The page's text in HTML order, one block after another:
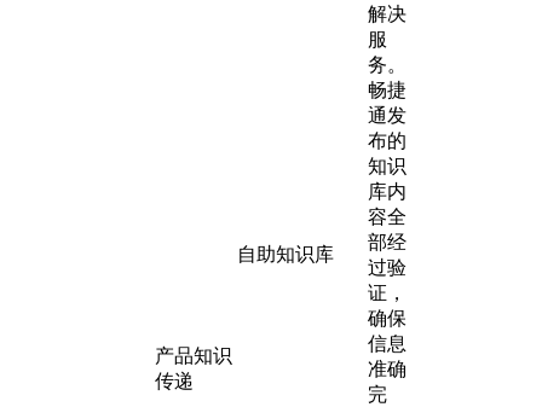
解决
服
务。
产品知识
传递
自助知识库
畅捷
通发
布的
知识
库内
容全
部经
过验
证，
确保
信息
准确
完